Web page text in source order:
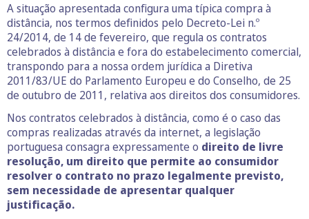
A situação apresentada configura uma típica compra à
distância, nos termos definidos pelo Decreto-Lei n.º
24/2014, de 14 de fevereiro, que regula os contratos
celebrados à distância e fora do estabelecimento comercial,
transpondo para a nossa ordem jurídica a Diretiva
2011/83/UE do Parlamento Europeu e do Conselho, de 25
de outubro de 2011, relativa aos direitos dos consumidores.
Nos contratos celebrados à distância, como é o caso das
compras realizadas através da internet, a legislação
portuguesa consagra expressamente o direito de livre
resolução, um direito que permite ao consumidor
resolver o contrato no prazo legalmente previsto,
sem necessidade de apresentar qualquer
justificação.